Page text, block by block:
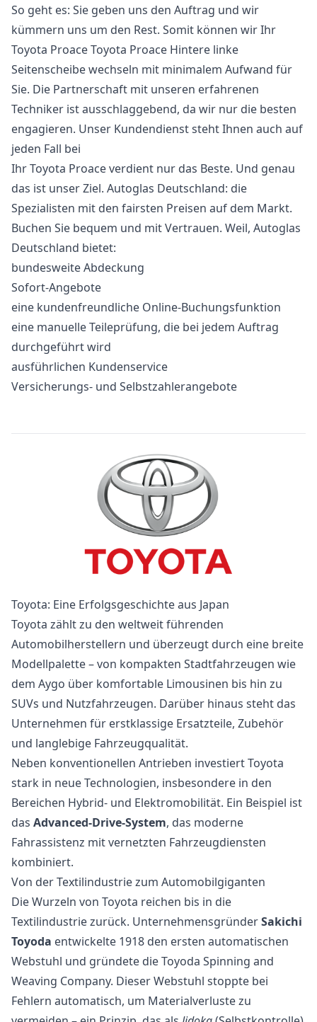
So geht es: Sie geben uns den Auftrag und wir
kümmern uns um den Rest. Somit können wir Ihr
Toyota Proace Toyota Proace Hintere linke
Seitenscheibe wechseln mit minimalem Aufwand für
Sie. Die Partnerschaft mit unseren erfahrenen
Techniker ist ausschlaggebend, da wir nur die besten
engagieren. Unser Kundendienst steht Ihnen auch auf
jeden Fall bei
Ihr Toyota Proace verdient nur das Beste. Und genau
das ist unser Ziel. Autoglas Deutschland: die
Spezialisten mit den fairsten Preisen auf dem Markt.
Buchen Sie bequem und mit Vertrauen. Weil, Autoglas
Deutschland bietet:
bundesweite Abdeckung
Sofort-Angebote
eine kundenfreundliche Online-Buchungsfunktion
eine manuelle Teileprüfung, die bei jedem Auftrag
durchgeführt wird
ausführlichen Kundenservice
Versicherungs- und Selbstzahlerangebote
Toyota: Eine Erfolgsgeschichte aus Japan
Toyota zählt zu den weltweit führenden
Automobilherstellern und überzeugt durch eine breite
Modellpalette – von kompakten Stadtfahrzeugen wie
dem Aygo über komfortable Limousinen bis hin zu
SUVs und Nutzfahrzeugen. Darüber hinaus steht das
Unternehmen für erstklassige Ersatzteile, Zubehör
und langlebige Fahrzeugqualität.
Neben konventionellen Antrieben investiert Toyota
stark in neue Technologien, insbesondere in den
Bereichen Hybrid- und Elektromobilität. Ein Beispiel ist
das Advanced-Drive-System, das moderne
Fahrassistenz mit vernetzten Fahrzeugdiensten
kombiniert.
Von der Textilindustrie zum Automobilgiganten
Die Wurzeln von Toyota reichen bis in die
Textilindustrie zurück. UnternehmensgründerSakichi
Toyoda entwickelte 1918 den ersten automatischen
Webstuhl und gründete die Toyoda Spinning and
Weaving Company. Dieser Webstuhl stoppte bei
Fehlern automatisch, um Materialverluste zu